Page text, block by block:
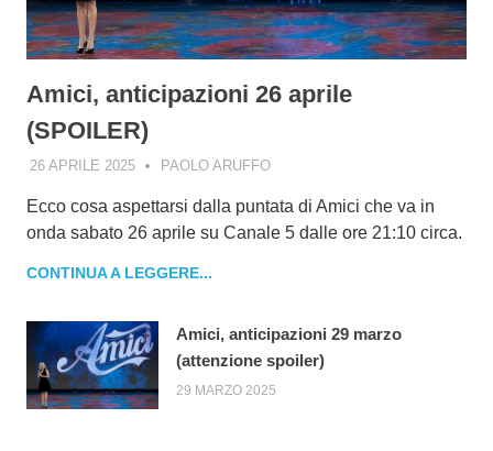
Amici, anticipazioni 26 aprile
(SPOILER)
26 APRILE 2025 PAOLO ARUFFO
Ecco cosa aspettarsi dalla puntata di Amici che va in
onda sabato 26 aprile su Canale 5 dalle ore 21:10 circa.
CONTINUA A LEGGERE...
Amici, anticipazioni 29 marzo
(attenzione spoiler)
29 MARZO 2025